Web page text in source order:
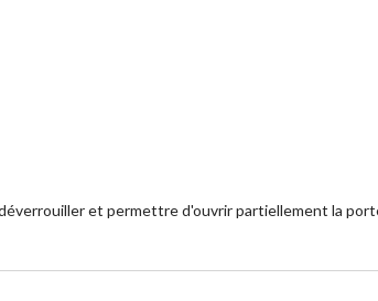
et permettre d'ouvrir partiellement la